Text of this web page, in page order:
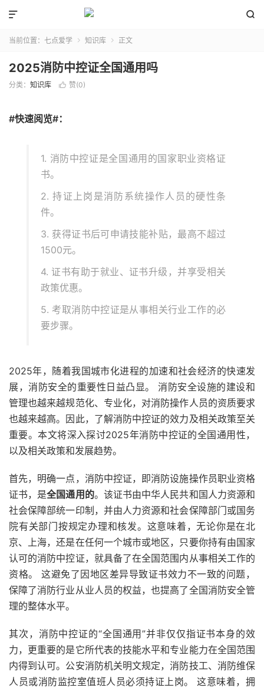


当前位置： 七点爱学  知识库  正文
2025消防中控证全国通用吗
分类： 知识库  赞(0)
#快速阅览#：
1. 消防中控证是全国通用的国家职业资格证
书。
2. 持证上岗是消防系统操作人员的硬性条
件。
3. 获得证书后可申请技能补贴，最高不超过
1500元。
4. 证书有助于就业、证书升级，并享受相关
政策优惠。
5. 考取消防中控证是从事相关行业工作的必
要步骤。
2025年，随着我国城市化进程的加速和社会经济的快速发
展，消防安全的重要性日益凸显。 消防安全设施的建设和
管理也越来越规范化、专业化，对消防操作人员的资质要求
也越来越高。因此，了解消防中控证的效力及相关政策至关
重要。本文将深入探讨2025年消防中控证的全国通用性，
以及相关政策和发展趋势。
首先，明确一点，消防中控证，即消防设施操作员职业资格
证书，是全国通用的。该证书由中华人民共和国人力资源和
社会保障部统一印制，并由人力资源和社会保障部门或国务
院有关部门按规定办理和核发。这意味着，无论你是在北
京、上海，还是在任何一个城市或地区，只要你持有由国家
认可的消防中控证，就具备了在全国范围内从事相关工作的
资格。 这避免了因地区差异导致证书效力不一致的问题，
保障了消防行业从业人员的权益，也提高了全国消防安全管
理的整体水平。
其次，消防中控证的“全国通用”并非仅仅指证书本身的效
力，更重要的是它所代表的技能水平和专业能力在全国范围
内得到认可。公安消防机关明文规定，消防技工、消防维保
人员或消防监控室值班人员必须持证上岗。 这意味着，拥